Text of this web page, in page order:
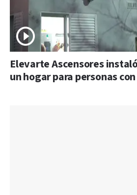
Elevarte Ascensores
un hogar para personas